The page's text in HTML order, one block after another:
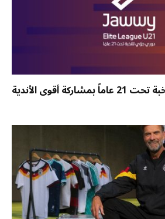
انطلاق دوري جوّي للنخبة تحت 21 عاماً بمشاركة أقوى الأندية